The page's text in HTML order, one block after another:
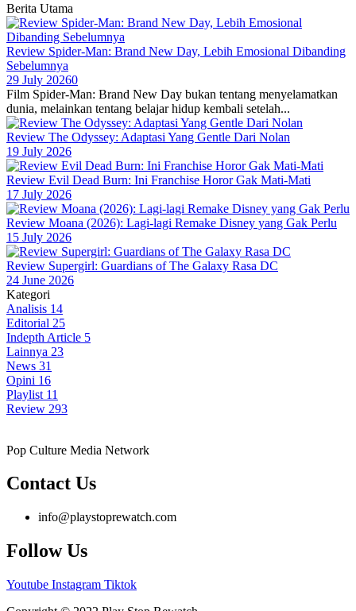
Berita Utama
Review Spider-Man: Brand New Day, Lebih Emosional Dibanding
Sebelumnya
29 July 20260
Film Spider-Man: Brand New Day bukan tentang menyelamatkan
dunia, melainkan tentang belajar hidup kembali setelah...
Review The Odyssey: Adaptasi Yang Gentle Dari Nolan
19 July 2026
Review Evil Dead Burn: Ini Franchise Horor Gak Mati-Mati
17 July 2026
Review Moana (2026): Lagi-lagi Remake Disney yang Gak Perlu
15 July 2026
Review Supergirl: Guardians of The Galaxy Rasa DC
24 June 2026
Kategori
Analisis 14
Editorial 25
Indepth Article 5
Lainnya 23
News 31
Opini 16
Playlist 11
Review 293
Pop Culture Media Network
Contact Us
info@playstoprewatch.com
Follow Us
Youtube Instagram Tiktok